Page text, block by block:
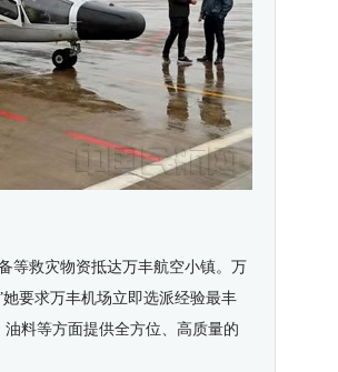
等救灾物资抵达万丰航空小镇。万
要求万丰机场立即选派经验最丰
料等方面提供全方位、高质量的